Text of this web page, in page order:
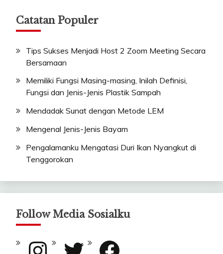
Catatan Populer
Tips Sukses Menjadi Host 2 Zoom Meeting Secara
Bersamaan
Memiliki Fungsi Masing-masing, Inilah Definisi,
Fungsi dan Jenis-Jenis Plastik Sampah
Mendadak Sunat dengan Metode LEM
Mengenal Jenis-Jenis Bayam
Pengalamanku Mengatasi Duri Ikan Nyangkut di
Tenggorokan
Follow Media Sosialku
Instagram Twitter Facebook